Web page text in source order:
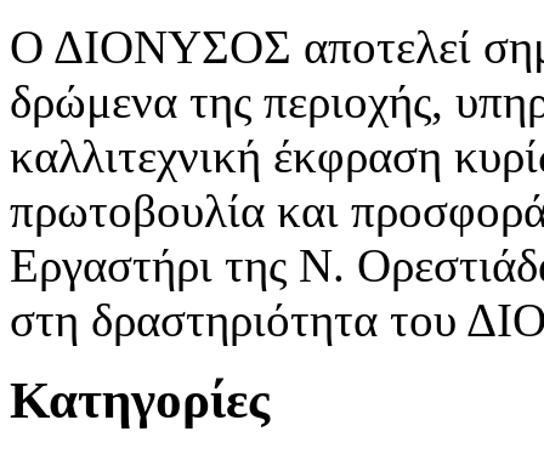
Ο ΔΙΟΝΥΣΟΣ αποτελεί
δρώμενα της περιοχής,
καλλιτεχνική έκφραση
πρωτοβουλία και
Εργαστήρι της Ν.
στη δραστηριότητα του
Κατηγορίες